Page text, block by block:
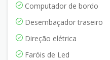
Computador de bordo
Desembaçador traseiro
Direção elétrica
Faróis de Led